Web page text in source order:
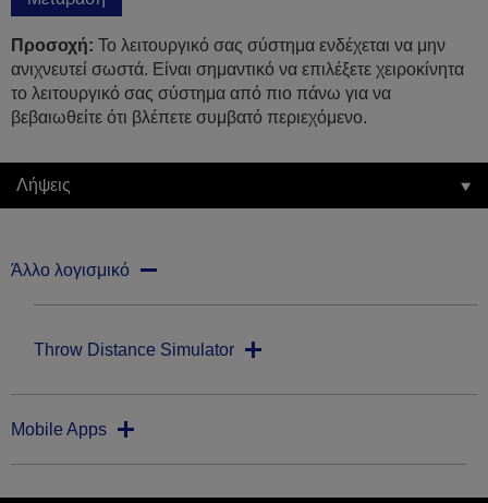
Προσοχή: Το λειτουργικό σας σύστημα ενδέχεται να μην
ανιχνευτεί σωστά. Είναι σημαντικό να επιλέξετε χειροκίνητα
το λειτουργικό σας σύστημα από πιο πάνω για να
βεβαιωθείτε ότι βλέπετε συμβατό περιεχόμενο.
Λήψεις
Άλλο λογισμικό
Throw Distance Simulator
Mobile Apps